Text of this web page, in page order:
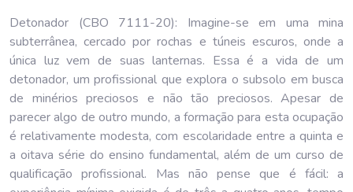
Detonador (CBO 7111-20): Imagine-se em uma mina
subterrânea, cercado por rochas e túneis escuros, onde a
única luz vem de suas lanternas. Essa é a vida de um
detonador, um profissional que explora o subsolo em busca
de minérios preciosos e não tão preciosos. Apesar de
parecer algo de outro mundo, a formação para esta ocupação
é relativamente modesta, com escolaridade entre a quinta e
a oitava série do ensino fundamental, além de um curso de
qualificação profissional. Mas não pense que é fácil: a